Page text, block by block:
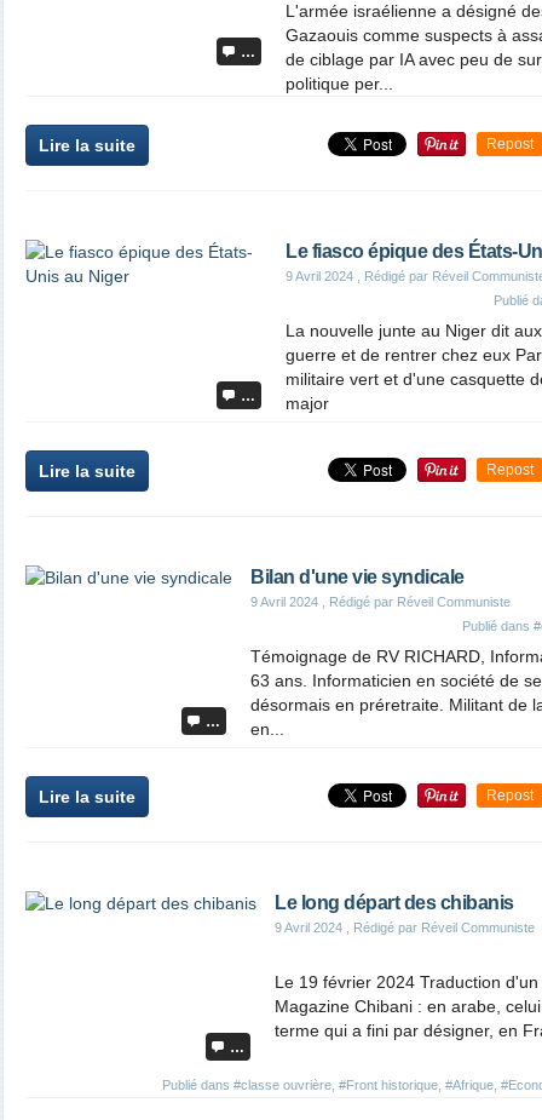
…
L'armée israélienne a désigné
Gazaouis comme suspects à
de ciblage par IA avec peu de
politique per...
Lire la suite Repost
…
Le fiasco épique des États-
9 Avril 2024 , Rédigé par Réveil
Publié
La nouvelle junte au Niger dit
guerre et de rentrer chez eux
militaire vert et d'une casquette
major
Lire la suite Repost
…
Bilan d'une vie syndicale
9 Avril 2024 , Rédigé par Réveil Communiste
Publié dans
Témoignage de RV RICHARD,
63 ans. Informaticien en société de
désormais en préretraite. Militant de
en...
Lire la suite Repost
…
Le long départ des chibanis
9 Avril 2024 , Rédigé par Réveil Communiste
Publié dans #classe ouvrière #Front historique #Afrique
Le 19 février 2024 Traduction
Magazine Chibani : en arabe,
terme qui a fini par désigner, en